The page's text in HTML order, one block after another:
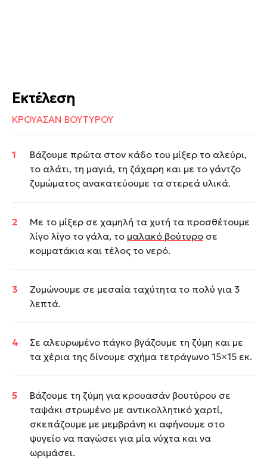
Εκτέλεση
ΚΡΟΥΑΣΑΝ ΒΟΥΤΥΡΟΥ
Βάζουμε πρώτα στον κάδο του μίξερ το αλεύρι,
το αλάτι, τη μαγιά, τη ζάχαρη και με το γάντζο
ζυμώματος ανακατεύουμε τα στερεά υλικά.
Με το μίξερ σε χαμηλή τα χυτή τα προσθέτουμε
λίγο λίγο το γάλα, το μαλακό βούτυρο σε
κομματάκια και τέλος το νερό.
Ζυμώνουμε σε μεσαία ταχύτητα το πολύ για 3
λεπτά.
Σε αλευρωμένο πάγκο βγάζουμε τη ζύμη και με
τα χέρια της δίνουμε σχήμα τετράγωνο 15×15 εκ.
Βάζουμε τη ζύμη για κρουασάν βουτύρου σε
ταψάκι στρωμένο με αντικολλητικό χαρτί,
σκεπάζουμε με μεμβράνη κι αφήνουμε στο
ψυγείο να παγώσει για μία νύχτα και να
ωριμάσει.